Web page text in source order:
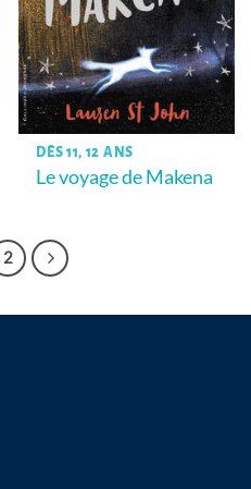
DÈS 11, 12 ANS
Le voyage de Makena
2